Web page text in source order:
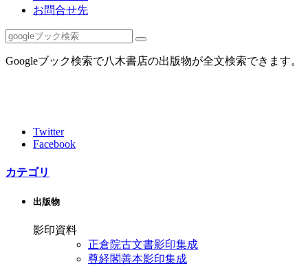
お問合せ先
Googleブック検索で八木書店の出版物が全文検索できます。
Twitter
Facebook
カテゴリ
出版物
影印資料
正倉院古文書影印集成
尊経閣善本影印集成